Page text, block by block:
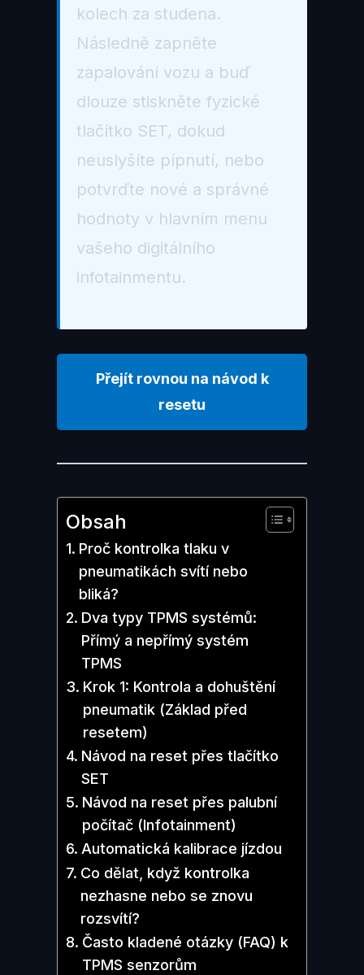
kolech za studena.
Následně zapněte
zapalování vozu a buď
dlouze stiskněte fyzické
tlačítko SET, dokud
neuslyšíte pípnutí, nebo
potvrďte nové a správné
hodnoty v hlavním menu
vašeho digitálního
infotainmentu.
Přejít rovnou na návod k
resetu
Obsah
Proč kontrolka tlaku v
pneumatikách svítí nebo
bliká?
Dva typy TPMS systémů:
Přímý a nepřímý systém
TPMS
Krok 1: Kontrola a dohuštění
pneumatik (Základ před
resetem)
Návod na reset přes tlačítko
SET
Návod na reset přes palubní
počítač (Infotainment)
Automatická kalibrace jízdou
Co dělat, když kontrolka
nezhasne nebo se znovu
rozsvítí?
Často kladené otázky (FAQ) k
TPMS senzorům